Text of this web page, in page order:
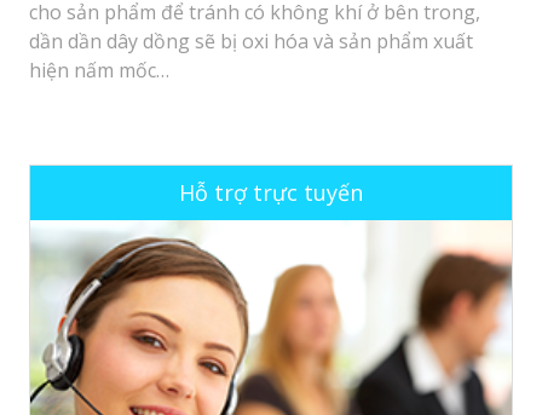
cho sản phẩm để tránh có không khí ở bên trong,
dần dần dây dồng sẽ bị oxi hóa và sản phẩm xuất
hiện nấm mốc…
Hỗ trợ trực tuyến